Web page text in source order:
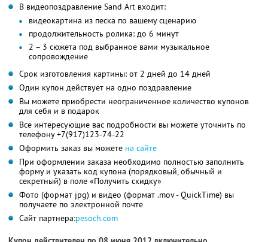
В видеопоздравление Sand Art входит:
видеокартина из песка по вашему сценарию
продолжительность ролика: до 6 минут
2 – 3 сюжета под выбранное вами музыкальное
сопровождение
Срок изготовления картины: от 2 дней до 14 дней
Один купон действует на одно поздравление
Вы можете приобрести неограниченное количество купонов
для себя и в подарок
Все интересующие вас подробности вы можете уточнить по
телефону +7(917)123-74-22
Оформить заказ вы можете на сайте
При оформлении заказа необходимо полностью заполнить
форму и указать код купона (порядковый, обычный и
секретный) в поле «Получить скидку»
Фото (формат jpg) и видео (формат .mov - QuickTime) вы
получаете по электронной почте
Сайт партнера:pesoch.com